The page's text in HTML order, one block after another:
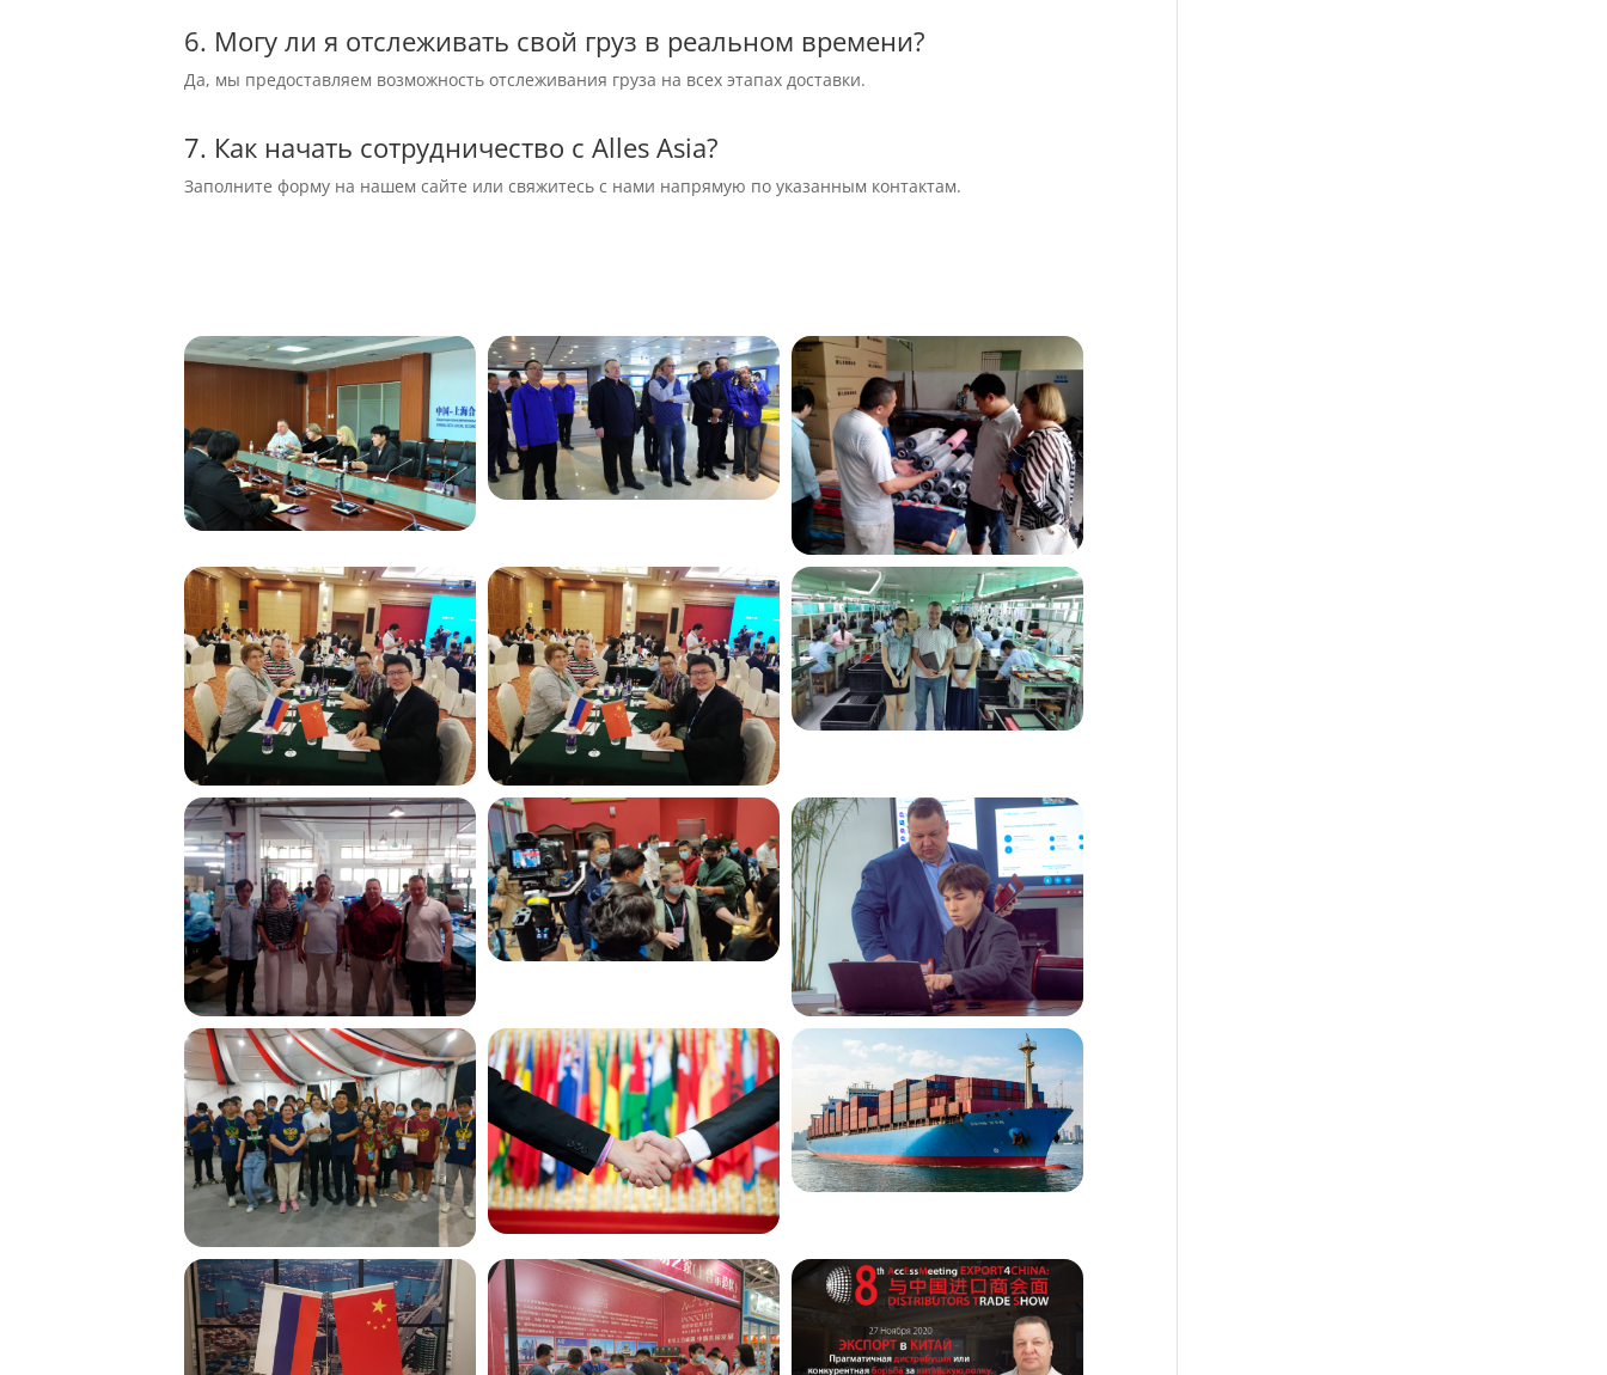
6. Могу ли я отслеживать свой груз в реальном времени?
Да, мы предоставляем возможность отслеживания груза на всех этапах доставки.
7. Как начать сотрудничество с Alles Asia?
Заполните форму на нашем сайте или свяжитесь с нами напрямую по указанным контактам.